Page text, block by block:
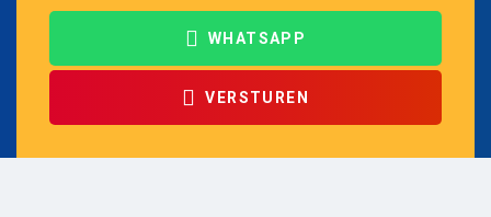
WHATSAPP
VERSTUREN